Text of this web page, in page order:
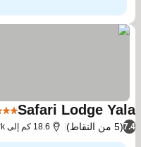
Safari Lodge Yala3 عدد النجوم
7.4(5 من النقاط) 18.6 كم إلى Yala Nationalpark